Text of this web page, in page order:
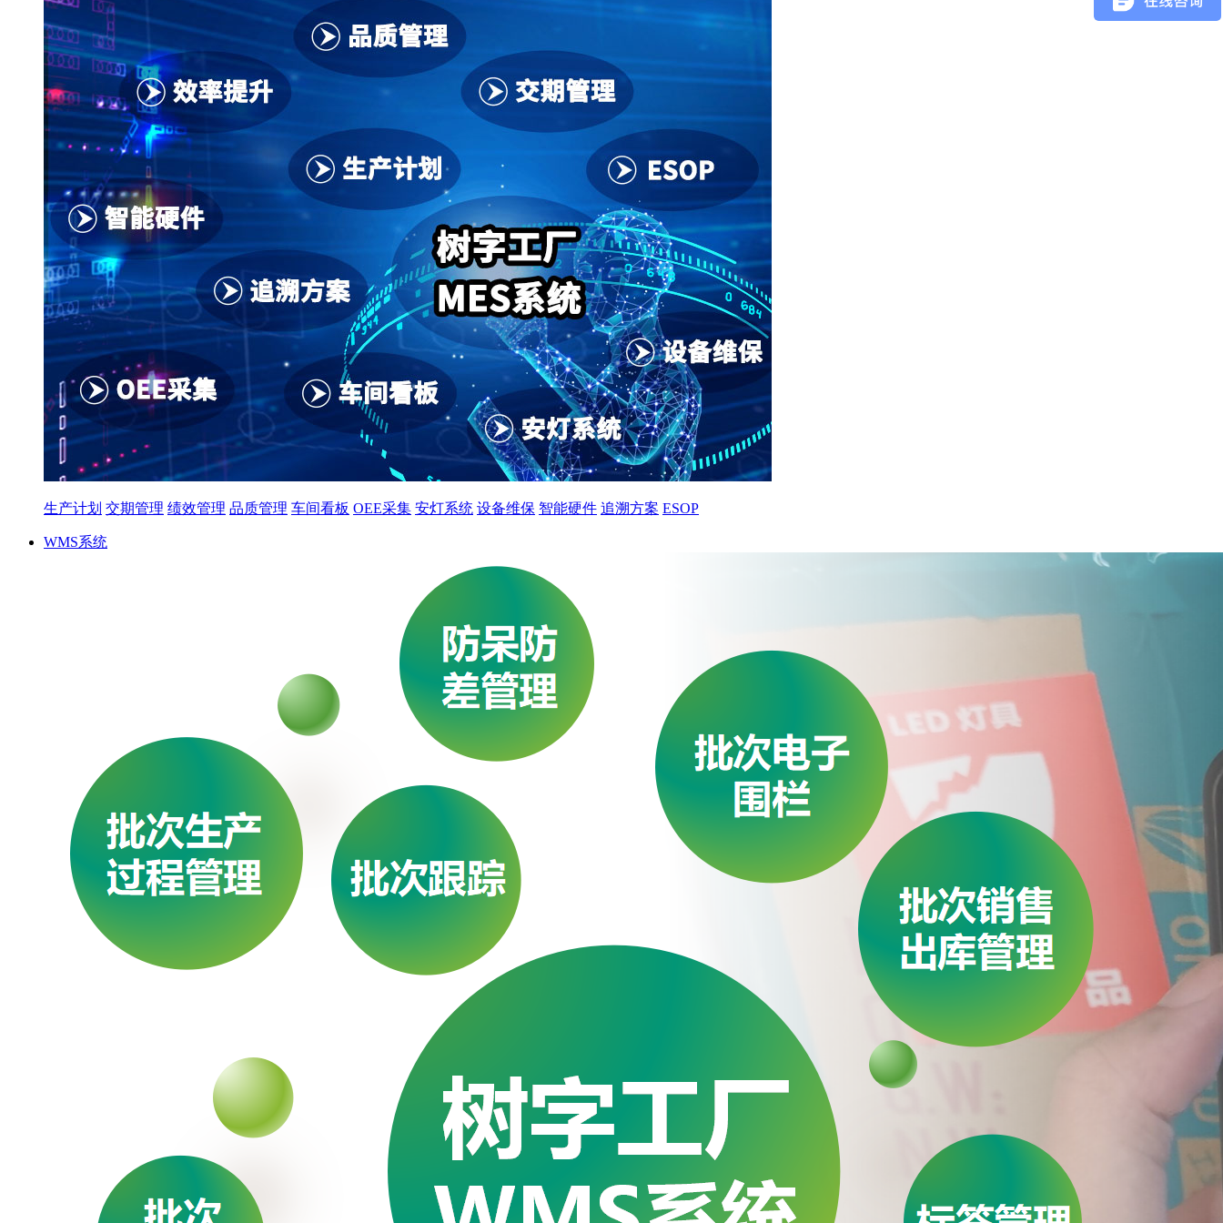
生产计划 交期管理 绩效管理 品质管理 车间看板 OEE采集 安灯系统 设备维保 智能硬件 追溯方案 ESOP
WMS系统